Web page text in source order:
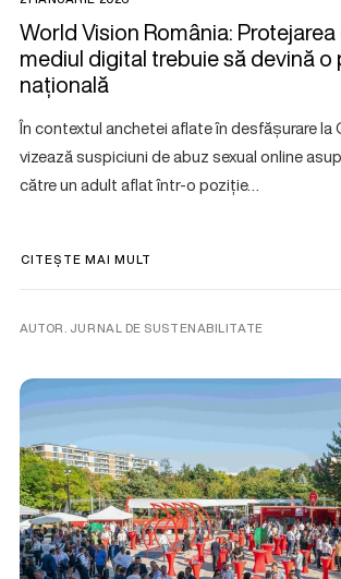
World Vision România:
mediul digital trebuie să devină
națională
În contextul anchetei aflate în desfășurare la
vizează suspiciuni de abuz sexual online
către un adult aflat într-o poziție…
CITEȘTE MAI MULT
AUTOR. JURNAL DE SUSTENABILITATE